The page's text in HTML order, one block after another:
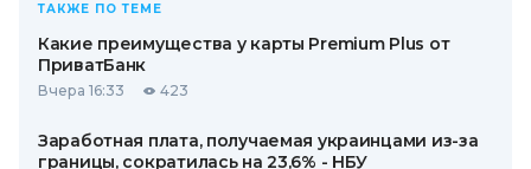
ТАКЖЕ ПО ТЕМЕ
Какие преимущества у карты Premium Plus от
ПриватБанк
Вчера 16:33 423
Заработная плата, получаемая украинцами из-за
границы, сократилась на 23,6% - НБУ